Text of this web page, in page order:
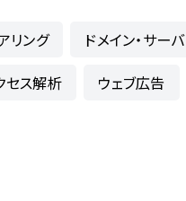
リング ドメイン・サーバ
セス解析 ウェブ広告